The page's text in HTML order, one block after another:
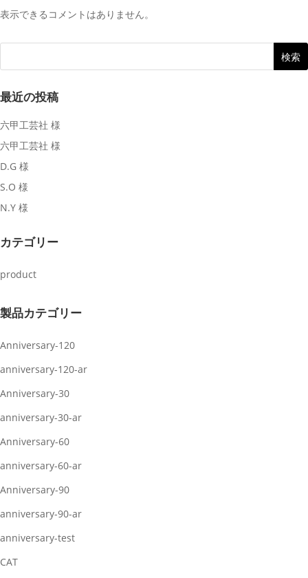
表示できるコメントはありません。
最近の投稿
六甲工芸社 様
六甲工芸社 様
D.G 様
S.O 様
N.Y 様
カテゴリー
product
製品カテゴリー
Anniversary-120
anniversary-120-ar
Anniversary-30
anniversary-30-ar
Anniversary-60
anniversary-60-ar
Anniversary-90
anniversary-90-ar
anniversary-test
CAT